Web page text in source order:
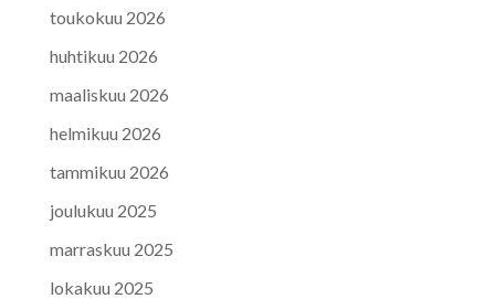
toukokuu 2026
huhtikuu 2026
maaliskuu 2026
helmikuu 2026
tammikuu 2026
joulukuu 2025
marraskuu 2025
lokakuu 2025